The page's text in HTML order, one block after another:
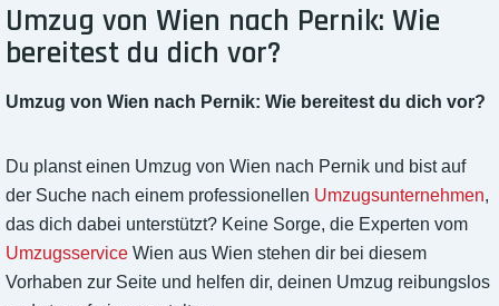
Umzug von Wien nach Pernik: Wie
bereitest du dich vor?
Umzug von Wien nach Pernik: Wie bereitest du dich vor?
Du planst einen Umzug von Wien nach Pernik und bist auf
der Suche nach einem professionellen Umzugsunternehmen,
das dich dabei unterstützt? Keine Sorge, die Experten vom
Umzugsservice Wien aus Wien stehen dir bei diesem
Vorhaben zur Seite und helfen dir, deinen Umzug reibungslos